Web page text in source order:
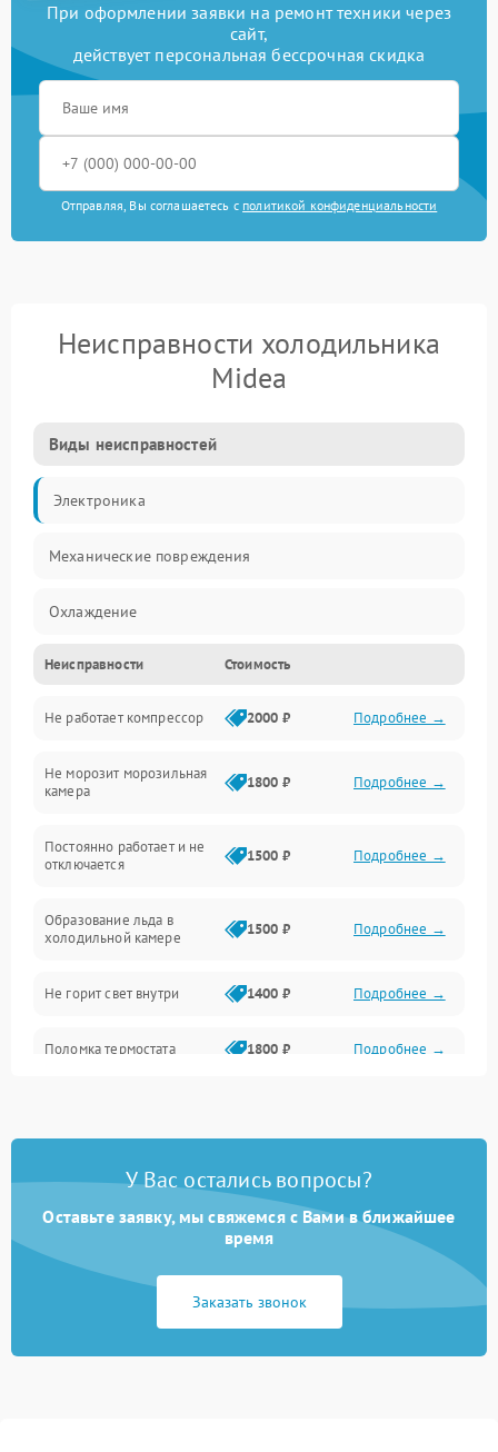
При оформлении заявки на ремонт техники через
сайт,
действует персональная бессрочная скидка
Отправляя, Вы соглашаетесь с политикой конфиденциальности
Неисправности холодильника
Midea
Виды неисправностей
Электроника
Механические повреждения
Охлаждение
Механика
Электропитание
Дренаж
Неисправности Стоимость
Не работает компрессор 2000 ₽ Подробнее →
Не морозит морозильная
камера
1800 ₽ Подробнее →
Постоянно работает и не
отключается
1500 ₽ Подробнее →
Образование льда в
холодильной камере
1500 ₽ Подробнее →
Не горит свет внутри 1400 ₽ Подробнее →
Поломка термостата 1800 ₽ Подробнее →
Образование конденсата
1800 ₽ Подробнее →
Сбой в работе инвертора
работе
2000 ₽ Подробнее →
У Вас остались вопросы?
Оставьте заявку, мы свяжемся с Вами в ближайшее
время
Заказать звонок